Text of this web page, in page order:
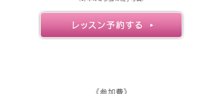
《参加費》